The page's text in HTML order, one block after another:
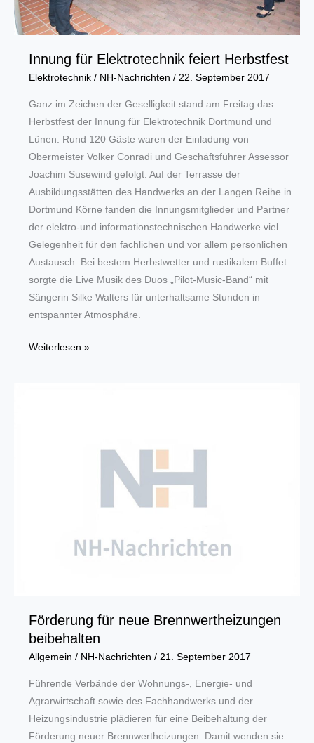
Innung für Elektrotechnik feiert Herbstfest
Elektrotechnik/ NH-Nachrichten / 22. September 2017
Ganz im Zeichen der Geselligkeit stand am Freitag das
Herbstfest der Innung für Elektrotechnik Dortmund und
Lünen. Rund 120 Gäste waren der Einladung von
Obermeister Volker Conradi und Geschäftsführer Assessor
Joachim Susewind gefolgt. Auf der Terrasse der
Ausbildungsstätten des Handwerks an der Langen Reihe in
Dortmund Körne fanden die Innungsmitglieder und Partner
der elektro-und informationstechnischen Handwerke viel
Gelegenheit für den fachlichen und vor allem persönlichen
Austausch. Bei bestem Herbstwetter und rustikalem Buffet
sorgte die Live Musik des Duos „Pilot-Music-Band“ mit
Sängerin Silke Walters für unterhaltsame Stunden in
entspannter Atmosphäre.
Innung
Weiterlesen »
Förderung für neue Brennwertheizungen
beibehalten
Allgemein / NH-Nachrichten / 21. September 2017
Führende Verbände der Wohnungs-, Energie- und
Agrarwirtschaft sowie des Fachhandwerks und der
Heizungsindustrie plädieren für eine Beibehaltung der
Förderung neuer Brennwertheizungen. Damit wenden sie